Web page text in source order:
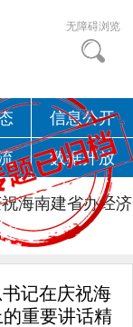
无障碍浏览
信息公开
数据开放
海南建省办经济
记在庆祝海
重要讲话精